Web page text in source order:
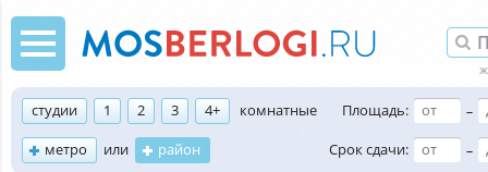
студии 1 2 3 4+
комнатные
метро
или район
Площадь:
–
Срок сдачи:
–